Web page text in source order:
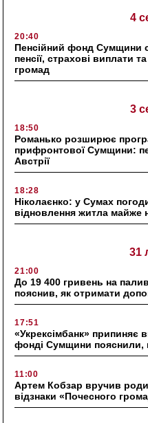
4
20:40
Пенсійний фонд Сумщини
пенсії, страхові виплати
громад
3
18:50
Романько розширює
прифронтової Сумщини:
Австрії
18:28
Ніколаєнко: у Сумах
відновлення житла майже
31
21:00
До 19 400 гривень на
пояснив, як отримати
17:51
«Укрексімбанк» припиняє
фонді Сумщини
11:00
Артем Кобзар вручив
відзнаки «Почесного